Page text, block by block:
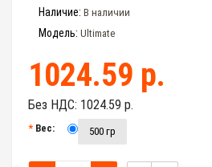
Наличие: В наличии
Модель: Ultimate
1024.59 р.
Без НДС: 1024.59 р.
Вес: 500 гр